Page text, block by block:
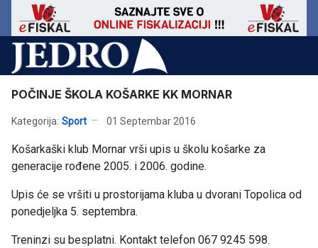
POČINJE ŠKOLA KOŠARKE KK MORNAR
Kategorija: Sport 01 Septembar 2016
Košarkaški klub Mornar vrši upis u školu košarke za
generacije rođene 2005. i 2006. godine.
Upis će se vršiti u prostorijama kluba u dvorani Topolica od
ponedjeljka 5. septembra.
Treninzi su besplatni. Kontakt telefon 067 9245 598.